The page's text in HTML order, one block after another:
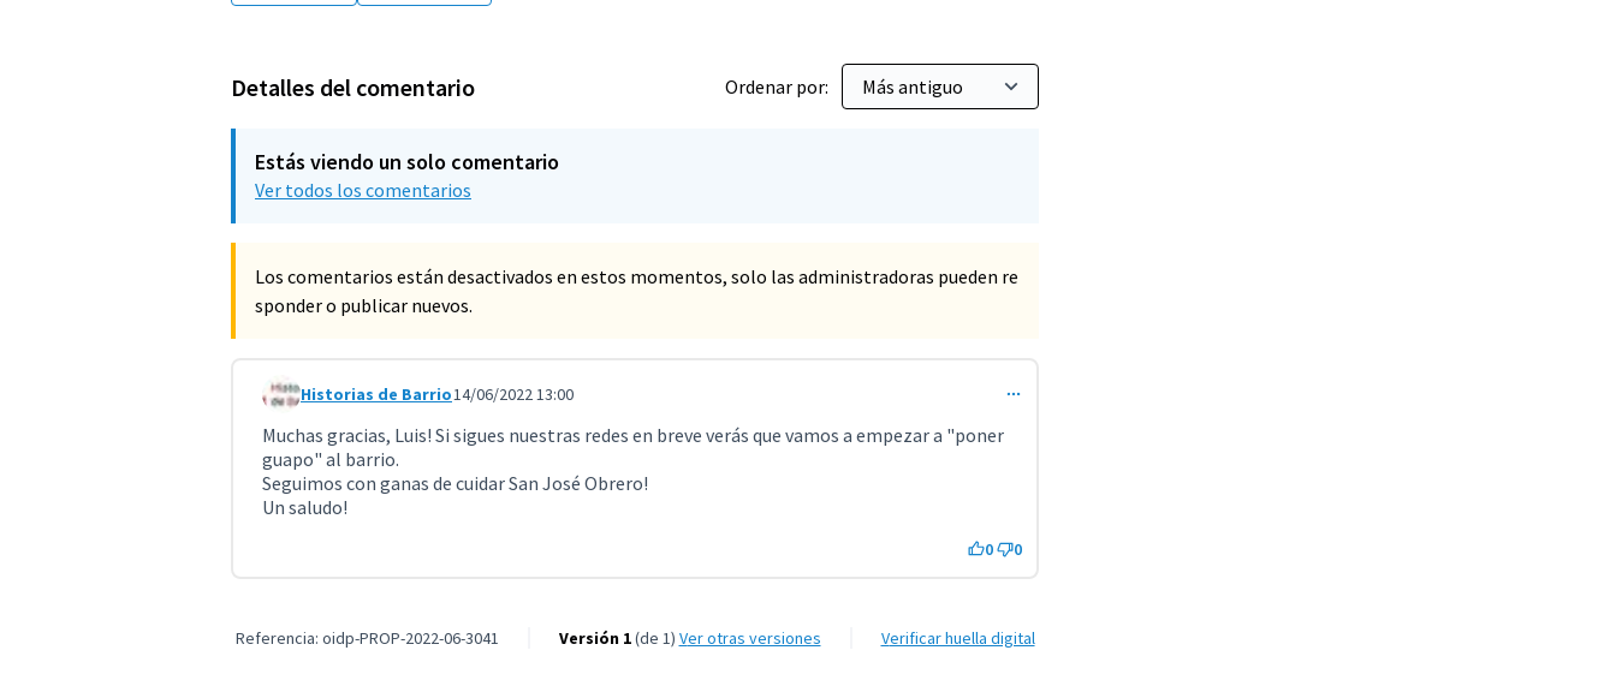
Detalles del comentario Ordenar por:
Estás viendo un solo comentario
Ver todos los comentarios
Los comentarios están desactivados en estos momentos, solo las administradoras pueden re
sponder o publicar nuevos.
Comentario 3351 (responder al comentario 3286)
Historias de Barrio14/06/2022 13:00
Muchas gracias, Luis! Si sigues nuestras redes en breve verás que vamos a empezar a "poner
guapo" al barrio.
Seguimos con ganas de cuidar San José Obrero!
Un saludo!
0 0
Referencia: oidp-PROP-2022-06-3041 Versión 1(de 1) ver otras versiones Verificar huella digital